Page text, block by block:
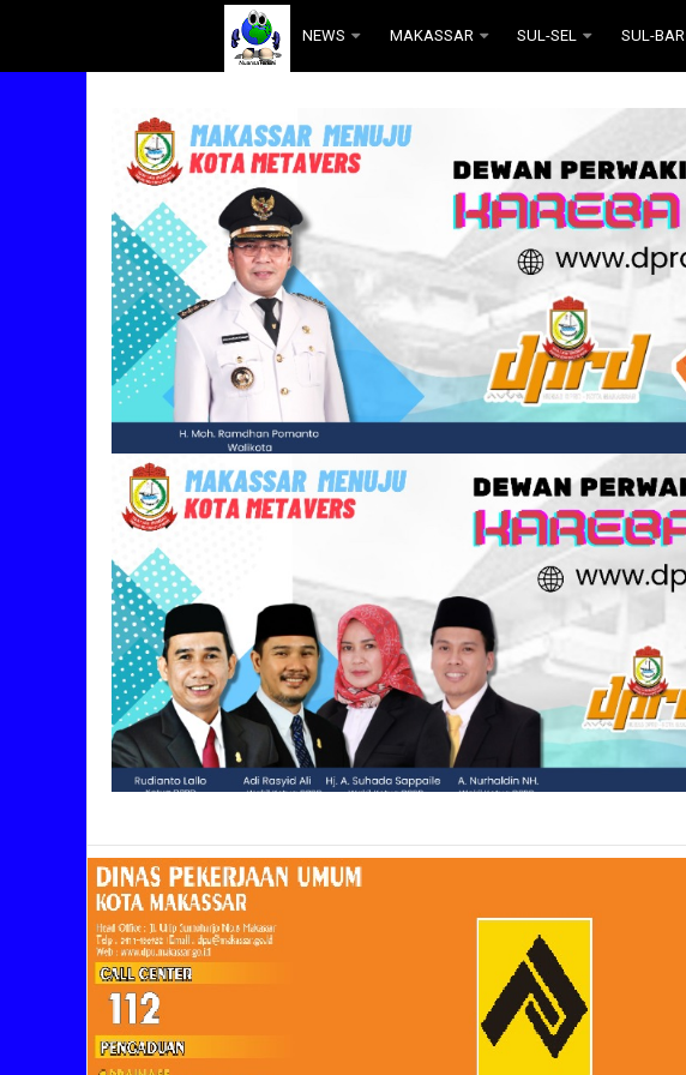
. NEWS MAKASSAR SUL-SEL SUL-BAR